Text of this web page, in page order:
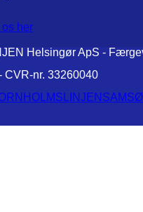
os her
Helsingør ApS -
CVR-nr. 33260040